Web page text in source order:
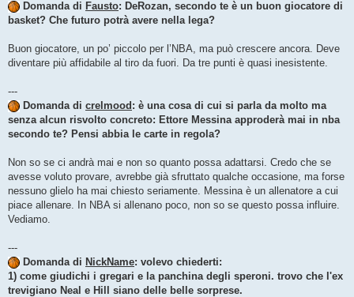
Domanda di Fausto: DeRozan, secondo te è un buon giocatore di
basket? Che futuro potrà avere nella lega?
Buon giocatore, un po’ piccolo per l’NBA, ma può crescere ancora. Deve
diventare più affidabile al tiro da fuori. Da tre punti è quasi inesistente.
---
Domanda di crelmood : è una cosa di cui si parla da molto ma
senza alcun risvolto concreto: Ettore Messina approderà mai in nba
secondo te? Pensi abbia le carte in regola?
Non so se ci andrà mai e non so quanto possa adattarsi. Credo che se
avesse voluto provare, avrebbe già sfruttato qualche occasione, ma forse
nessuno glielo ha mai chiesto seriamente. Messina è un allenatore a cui
piace allenare. In NBA si allenano poco, non so se questo possa influire.
Vediamo.
---
Domanda di NickName: volevo chiederti:
1) come giudichi i gregari e la panchina degli speroni. trovo che l'ex
trevigiano Neal e Hill siano delle belle sorprese.